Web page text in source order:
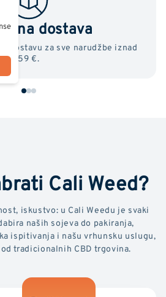
dostava
dostavu za sve narudžbe iznad
59 €.
Cali Weed?
iskustvo: u Cali Weedu je svaki
naših sojeva do pakiranja,
ispitivanja i našu vrhunsku uslugu,
tradicionalnih CBD trgovina.